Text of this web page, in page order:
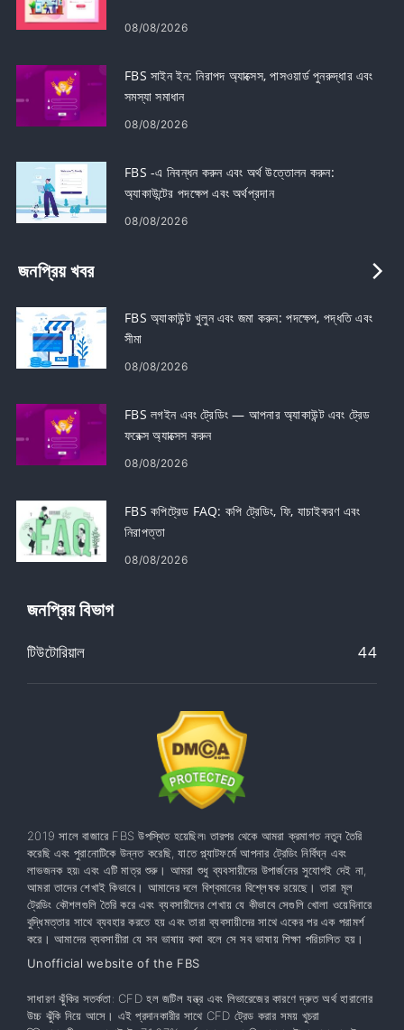
08/08/2026
FBS সাইন ইন: নিরাপদ অ্যাক্সেস, পাসওয়ার্ড পুনরুদ্ধার এবং
সমস্যা সমাধান
08/08/2026
FBS -এ নিবন্ধন করুন এবং অর্থ উত্তোলন করুন:
অ্যাকাউন্টের পদক্ষেপ এবং অর্থপ্রদান
08/08/2026
জনপ্রিয় খবর
FBS অ্যাকাউন্ট খুলুন এবং জমা করুন: পদক্ষেপ, পদ্ধতি এবং
সীমা
08/08/2026
FBS লগইন এবং ট্রেডিং — আপনার অ্যাকাউন্ট এবং ট্রেড
ফরেক্স অ্যাক্সেস করুন
08/08/2026
FBS কপিট্রেড FAQ: কপি ট্রেডিং, ফি, ​​যাচাইকরণ এবং
নিরাপত্তা
08/08/2026
জনপ্রিয় বিভাগ
টিউটোরিয়াল 44
2019 সালে বাজারে FBS উপস্থিত হয়েছিল৷ তারপর থেকে আমরা ক্রমাগত নতুন তৈরি
করেছি এবং পুরানোটিকে উন্নত করেছি, যাতে প্ল্যাটফর্মে আপনার ট্রেডিং নির্বিঘ্ন এবং
লাভজনক হয়৷ এবং এটি মাত্র শুরু। আমরা শুধু ব্যবসায়ীদের উপার্জনের সুযোগই দেই না,
আমরা তাদের শেখাই কিভাবে। আমাদের দলে বিশ্বমানের বিশ্লেষক রয়েছে। তারা মূল
ট্রেডিং কৌশলগুলি তৈরি করে এবং ব্যবসায়ীদের শেখায় যে কীভাবে সেগুলি খোলা ওয়েবিনারে
বুদ্ধিমত্তার সাথে ব্যবহার করতে হয় এবং তারা ব্যবসায়ীদের সাথে একের পর এক পরামর্শ
করে। আমাদের ব্যবসায়ীরা যে সব ভাষায় কথা বলে সে সব ভাষায় শিক্ষা পরিচালিত হয়।
Unofficial website of the FBS
সাধারণ ঝুঁকির সতর্কতা: CFD হল জটিল যন্ত্র এবং লিভারেজের কারণে দ্রুত অর্থ হারানোর
উচ্চ ঝুঁকি নিয়ে আসে। এই প্রদানকারীর সাথে CFD ট্রেড করার সময় খুচরা